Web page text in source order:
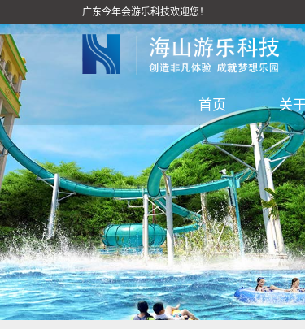
广东今年会游乐科技欢迎您！
首页 关